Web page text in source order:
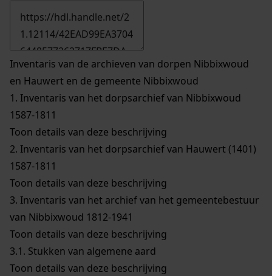
Inventaris van de archieven van dorpen Nibbixwoud
en Hauwert en de gemeente Nibbixwoud
1. Inventaris van het dorpsarchief van Nibbixwoud
1587-1811
Toon details van deze beschrijving
2. Inventaris van het dorpsarchief van Hauwert (1401)
1587-1811
Toon details van deze beschrijving
3. Inventaris van het archief van het gemeentebestuur
van Nibbixwoud 1812-1941
Toon details van deze beschrijving
3.1. Stukken van algemene aard
Toon details van deze beschrijving